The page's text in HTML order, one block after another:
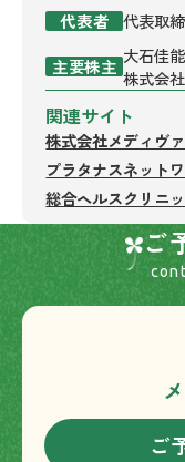
代表者
代表取
主要株主 大石佳
株式会
関連サイト
株式会社メディヴァ
プラタナスネット
総合ヘルスクリニ
ご
ご